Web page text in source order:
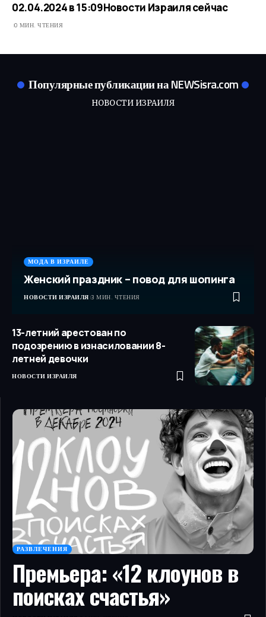
02.04.2024 в 15:09​Новости Израиля сейчас
0 МИН. ЧТЕНИЯ
Популярные публикации на NEWSisra.com
НОВОСТИ ИЗРАИЛЯ
МОДА В ИЗРАИЛЕ
Женский праздник – повод для шопинга
НОВОСТИ ИЗРАИЛЯ 3 МИН. ЧТЕНИЯ
13-летний арестован по
подозрению в изнасиловании 8-
летней девочки
НОВОСТИ ИЗРАИЛЯ
РАЗВЛЕЧЕНИЯ
Премьера: «12 клоунов в
поисках счастья»